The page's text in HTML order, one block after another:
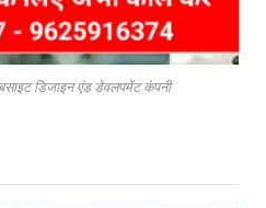
डिजाइन एंड डेवलपमेंट कंपनी